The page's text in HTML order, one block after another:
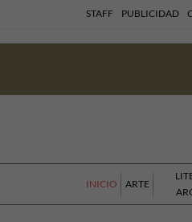
STAFF PUBLICIDAD
INICIO ARTE